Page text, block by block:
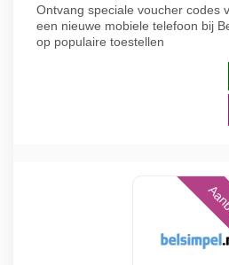
Ontvang speciale voucher codes
een nieuwe mobiele telefoon bij
op populaire toestellen